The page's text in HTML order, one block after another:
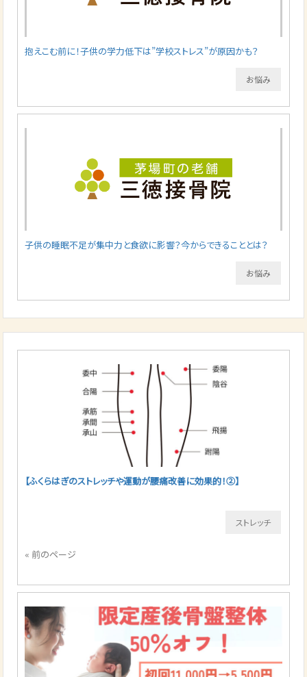
抱えこむ前に！子供の学力低下は”学校ストレス”が原因かも？
お悩み
子供の睡眠不足が集中力と食欲に影響？今からできることとは？
お悩み
【ふくらはぎのストレッチや運動が腰痛改善に効果的！②】
ストレッチ
« 前のページ